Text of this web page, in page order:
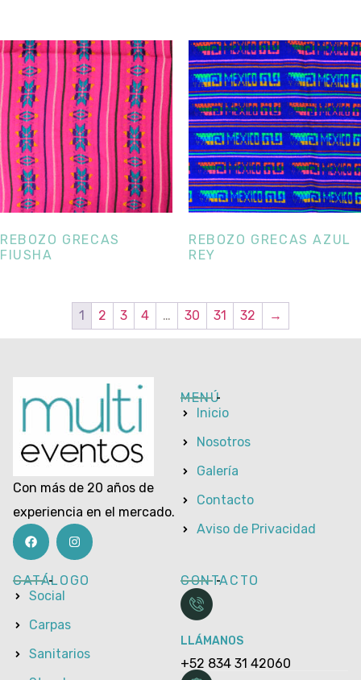
REBOZO GRECAS
FIUSHA
REBOZO GRECAS AZUL
REY
1 2 3 4 … 30 31 32 →
Con más de 20 años de
experiencia en el mercado.
MENÚ
Inicio
Nosotros
Galería
Contacto
Aviso de Privacidad
CATÁLOGO
Social
Carpas
Sanitarios
CONTACTO
LLÁMANOS
+52 834 31 42060